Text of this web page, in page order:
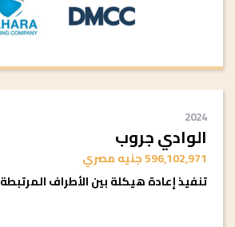
2024
الوادي جروب
596,102,971 جنيه مصري
تنفيذ إعادة هيكلة بين الأطراف المرتبطة